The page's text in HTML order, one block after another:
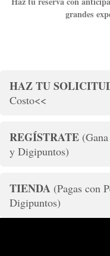
grandes
HAZ TU
Costo<<
REGÍSTRATE
y Digipuntos)
TIENDA (Pagas con
Digipuntos)